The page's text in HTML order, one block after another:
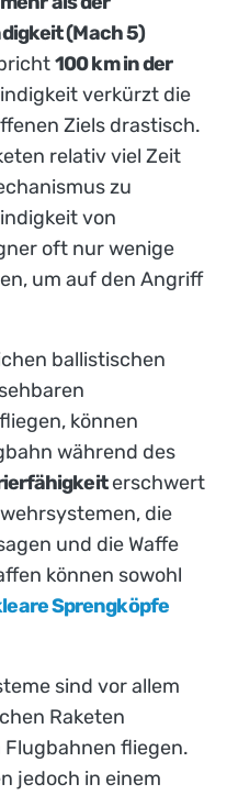
(Mach 5)
100 km in der
verkürzt die
Ziels drastisch.
relativ viel Zeit
zu
von
oft nur wenige
um auf den Angriff
ballistischen
können
während des
erschwert
die
und die Waffe
können sowohl
Sprengköpfe
sind vor allem
Raketen
fliegen.
jedoch in einem